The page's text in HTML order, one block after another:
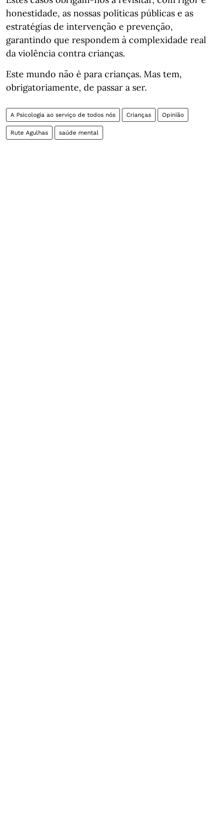
honestidade, as nossas políticas públicas e as
estratégias de intervenção e prevenção,
garantindo que respondem à complexidade real
da violência contra crianças.
Este mundo não é para crianças. Mas tem,
obrigatoriamente, de passar a ser.
A Psicologia ao serviço de todos nós Crianças Opinião
Rute Agulhas saúde mental